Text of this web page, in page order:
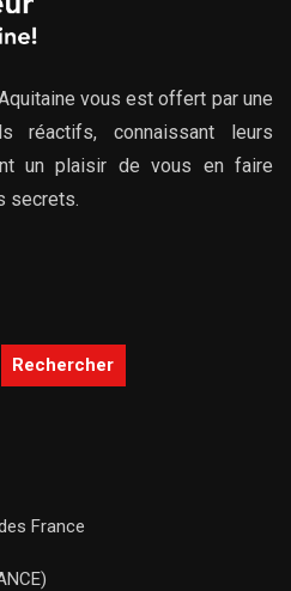
vous est offert par une
réactifs, connaissant leurs
un plaisir de vous en faire
secrets.
Rechercher
France